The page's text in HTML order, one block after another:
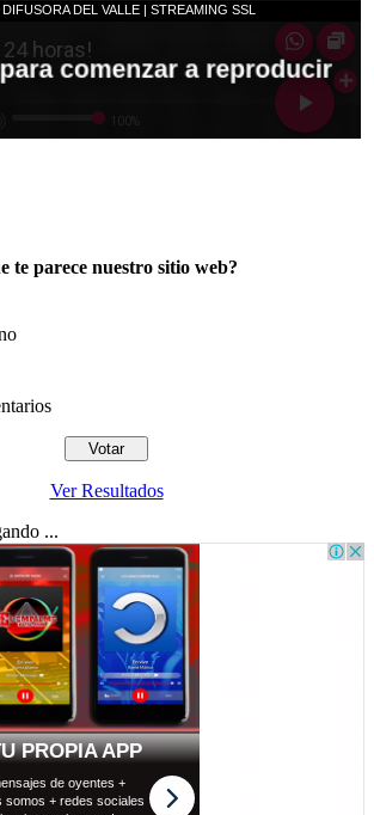
te parece nuestro sitio web?
Ver Resultados
...